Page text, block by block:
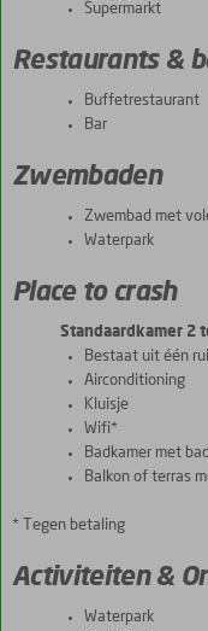
Supermarkt
Restaurants &
Buffetrestaurant
Bar
Zwembaden
Zwembad met
Waterpark
Place to crash
Standaardkamer 2
Bestaat uit één
Airconditioning
Kluisje
Wifi*
Badkamer met
Balkon of terras
* Tegen betaling
Activiteiten &
Waterpark